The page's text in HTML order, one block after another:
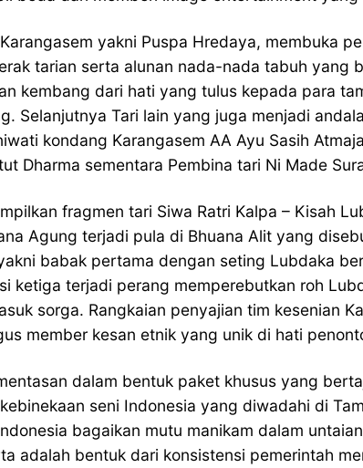
yakni Puspa Hredaya, membuka
tarian serta alunan nada-nada tabuh yang
kembang dari hati yang tulus kepada para
Selanjutnya Tari lain yang juga menjadi
kondang Karangasem AA Ayu Sasih
Dharma sementara Pembina tari Ni Made
fragmen tari Siwa Ratri Kalpa – Kisah
Agung terjadi pula di Bhuana Alit yang
babak pertama dengan seting Lubdaka
ketiga terjadi perang memperebutkan roh
sorga. Rangkaian penyajian tim kesenian
member kesan etnik yang unik di hati
dalam bentuk paket khusus yang
seni Indonesia yang diwadahi di
bagaikan mutu manikam dalam
adalah bentuk dari konsistensi pemerintah